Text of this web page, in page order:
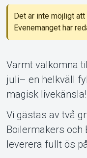
Det är inte möjligt
Evenemanget har
Varmt välkomna
juli– en helkväll
magisk livekänsla!
Vi gästas av två
Boilermakers
leverera fullt ös